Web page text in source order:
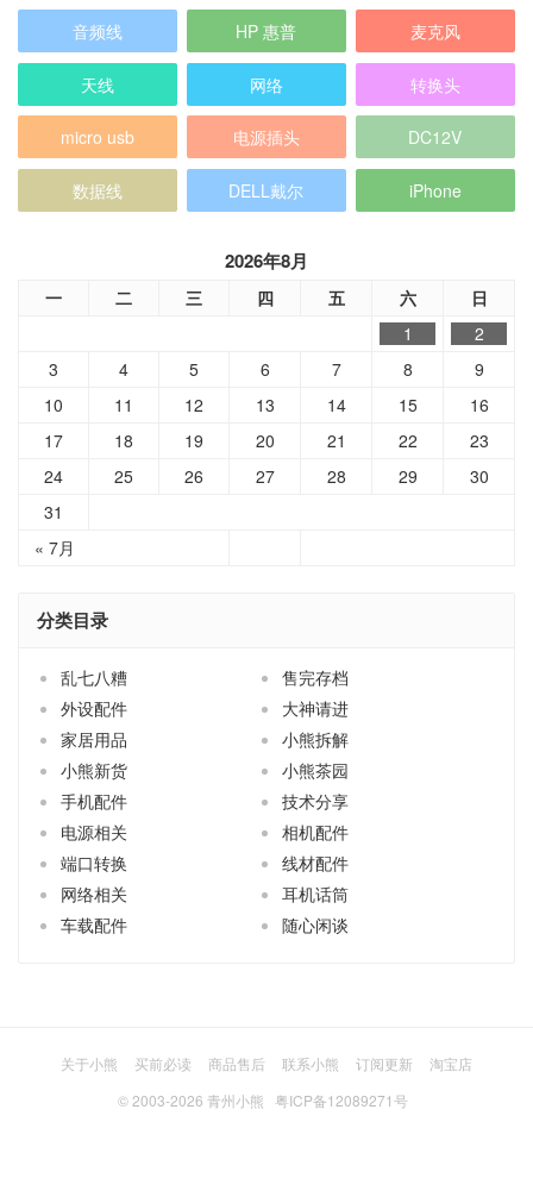
音频线 HP 惠普 麦克风
天线 网络 转换头
micro usb 电源插头 DC12V
数据线 DELL戴尔 iPhone
2026年8月
一 二 三 四 五 六 日
« 7月
1
2
3
4 5 6 7 8
9
10
11 12 13 14 15
16
17
18 19 20 21 22
23
24
25 26 27 28 29
30
31
分类目录
乱七八糟
售完存档
外设配件
大神请进
家居用品
小熊拆解
小熊新货
小熊茶园
手机配件
技术分享
电源相关
相机配件
端口转换
线材配件
网络相关
耳机话筒
车载配件
随心闲谈
关于小熊 买前必读 商品售后 联系小熊 订阅更新
淘宝店
© 2003-2026 青州小熊 粤ICP备12089271号